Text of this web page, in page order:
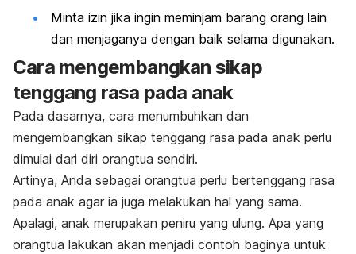
Minta izin jika ingin meminjam barang orang lain
dan menjaganya dengan baik selama digunakan.
Cara mengembangkan sikap
tenggang rasa pada anak
Pada dasarnya, cara menumbuhkan dan
mengembangkan sikap tenggang rasa pada anak perlu
dimulai dari diri orangtua sendiri.
Artinya, Anda sebagai orangtua perlu bertenggang rasa
pada anak agar ia juga melakukan hal yang sama.
Apalagi, anak merupakan peniru yang ulung. Apa yang
orangtua lakukan akan menjadi contoh baginya untuk